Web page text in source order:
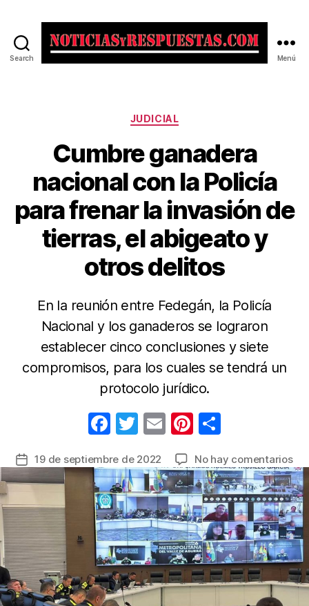
Search Menú
Categorías
JUDICIAL
Cumbre ganadera
nacional con la Policía
para frenar la invasión de
tierras, el abigeato y
otros delitos
En la reunión entre Fedegán, la Policía
Nacional y los ganaderos se lograron
establecer cinco conclusiones y siete
compromisos, para los cuales se tendrá un
protocolo jurídico.
F
c
e
b
o
o
k
T
itt
er
E
ail
Pi
er
e
st
m
p
ar
tir
Fecha
de
entrada
19 de septiembre de 2022 No hay comentariosen
la